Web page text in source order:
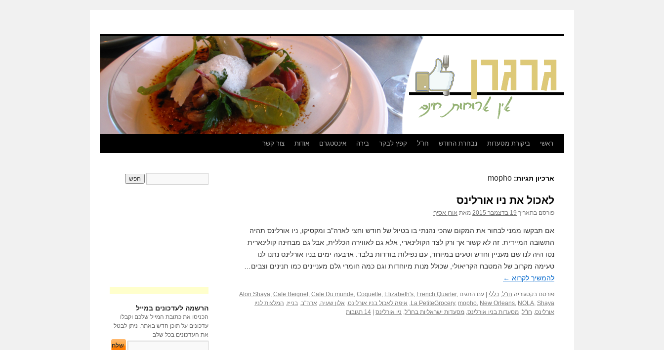
לדלג
ראשי ביקורת מסעדות נבחרת החודש חו"ל קפץ לבקר בירה אינסטגרם אודות צור קשר
ארכיון תגיות: mopho
לאכול את ניו אורלינס
פורסם בתאריך 19 בדצמבר 2015 מאת אורן אסיף
אם תבקשו ממני לבחור את המקום שהכי נהנתי בו בטיול של חודש וחצי לארה"ב ומקסיקו, ניו אורלינס תהיה
התשובה המיידית. זה לא קשור אך ורק לצד הקולינארי, אלא גם לאווירה הכללית, אבל גם מבחינה קולינארית
נטו היה לנו שם מעניין וחדש וטעים במיוחד, עם נפילות בודדות בלבד. ארבעה ימים בניו אורלינס נתנו לנו
טעימה מקרוב של המטבח הקריאולי, שכולל מנות מיוחדות וגם כמה חומרי גלם מעניינים כמו תנינים וצבים…
להמשיך לקרוא ←
פורסם בקטגוריה חו"ל, כללי עם התגים Alon Shaya, Cafe Beignet, Cafe Du munde, Coquette, Elizabeth's, French Quarter,
La PetiteGrocery, mopho, New Orleans, NOLA, Shaya
, איפה לאכול בניו אורלינס, אלון שעיה, ארה"ב, בנייז, המלצות לניו
אורלינס, חו"ל, מסעדות בניו אורלינס, מסעדות ישראליות בחו"ל, ניו אורלינס 14 תגובות הרשמה לעדכונים במייל
הכניסו את כתובת המייל שלכם וקבלו
עדכונים על תוכן חדש באתר. ניתן לבטל
את העדכונים בכל שלב